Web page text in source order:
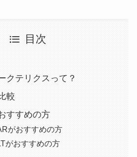
目次
クテリクスって？
較
すすめの方
がおすすめの方
がおすすめの方